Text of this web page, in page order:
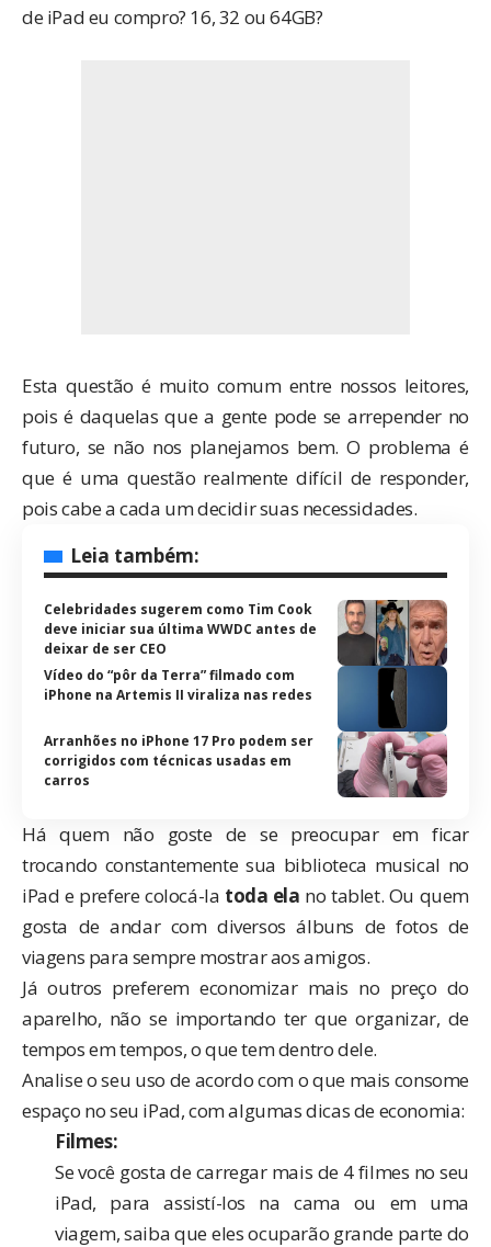
de iPad eu compro? 16, 32 ou 64GB?
Esta questão é muito comum entre nossos leitores,
pois é daquelas que a gente pode se arrepender no
futuro, se não nos planejamos bem. O problema é
que é uma questão realmente difícil de responder,
pois cabe a cada um decidir suas necessidades.
Leia também:
Celebridades sugerem como Tim Cook
deve iniciar sua última WWDC antes de
deixar de ser CEO
Vídeo do “pôr da Terra” filmado com
iPhone na Artemis II viraliza nas redes
Arranhões no iPhone 17 Pro podem ser
corrigidos com técnicas usadas em
carros
Há quem não goste de se preocupar em ficar
trocando constantemente sua biblioteca musical no
iPad e prefere colocá-la toda ela no tablet. Ou quem
gosta de andar com diversos álbuns de fotos de
viagens para sempre mostrar aos amigos.
Já outros preferem economizar mais no preço do
aparelho, não se importando ter que organizar, de
tempos em tempos, o que tem dentro dele.
Analise o seu uso de acordo com o que mais consome
espaço no seu iPad, com algumas dicas de economia:
Filmes:
Se você gosta de carregar mais de 4 filmes no seu
iPad, para assistí-los na cama ou em uma
viagem, saiba que eles ocuparão grande parte do